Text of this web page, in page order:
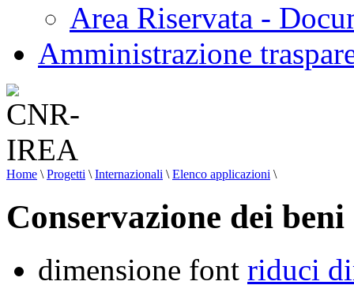
Area Riservata -
Amministrazione
Home \ Progetti \ Internazionali \ Elenco applicazioni \
Conservazione dei
dimensione font riduci